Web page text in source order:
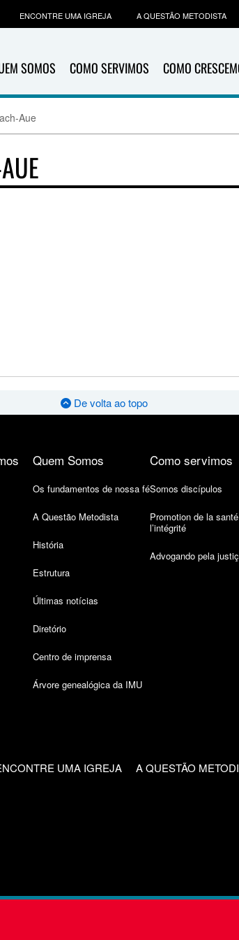
SOMOS COMO SERVIMOS COMO
ENCONTRE UMA IGREJA A QUESTÃO METODISTA
Aue
De volta ao topo
Quem Somos
Os fundamentos de nossa fé
A Questão Metodista
História
Estrutura
Últimas notícias
Diretório
Centro de imprensa
Árvore genealógica da IMU
Como servimos
Somos discípulos
Promotion de la
l’intégrité
Advogando pela
UMA IGREJA A QUESTÃO